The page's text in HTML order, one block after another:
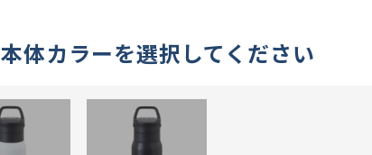
本体カラーを選択してください